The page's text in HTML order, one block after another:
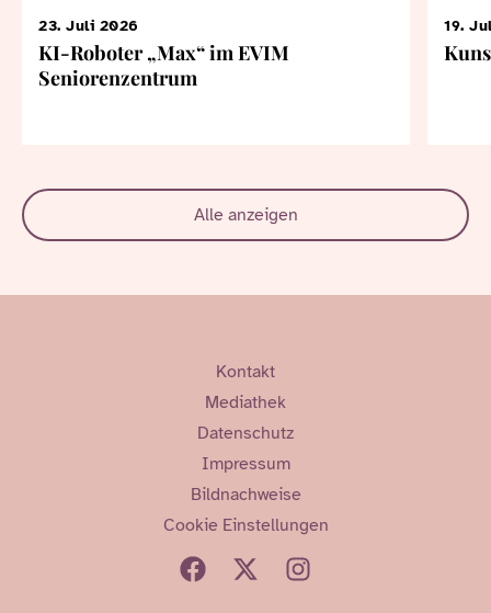
23. Juli 2026
KI-Roboter „Max“ im EVIM
Seniorenzentrum
19.
Alle anzeigen
Kontakt
Mediathek
Datenschutz
Impressum
Bildnachweise
Cookie Einstellungen